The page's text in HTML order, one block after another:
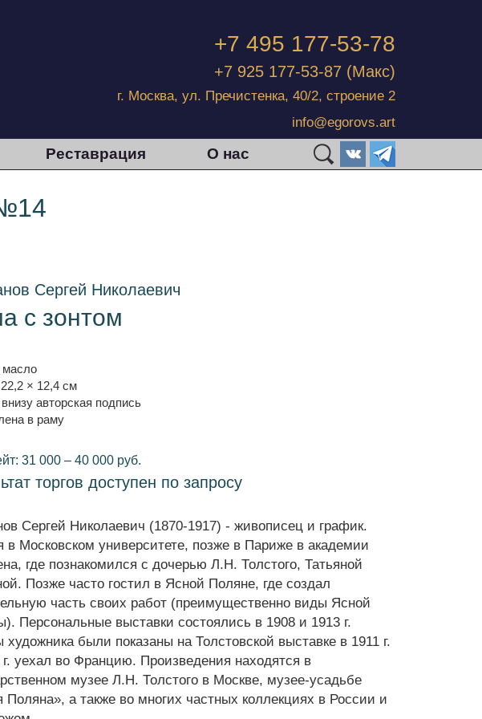
+7 495 177-53-78
+7 925 177-53-87 (Макс)
г. Москва, ул. Пречистенка, 40/2, строение 2
info@egorovs.art
Реставрация О нас
Сергей Николаевич
с зонтом
масло
× 12,4 см
авторская подпись
в раму
31 000 – 40 000 руб.
торгов доступен по запросу
Сергей Николаевич (1870-1917) - живописец и график.
в Московском университете, позже в Париже в академии
где познакомился с дочерью Л.Н. Толстого, Татьяной
Позже часто гостил в Ясной Поляне, где создал
часть своих работ (преимущественно виды Ясной
Персональные выставки состоялись в 1908 и 1913 г.
художника были показаны на Толстовской выставке в 1911 г.
уехал во Францию. Произведения находятся в
музее Л.Н. Толстого в Москве, музее-усадьбе
Поляна», а также во многих частных коллекциях в России и